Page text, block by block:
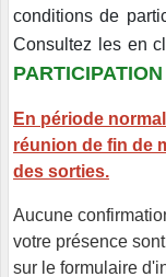
conditions de
Consultez les en
En période
réunion de fin de
des sorties.
Aucune
votre présence
sur le formulaire